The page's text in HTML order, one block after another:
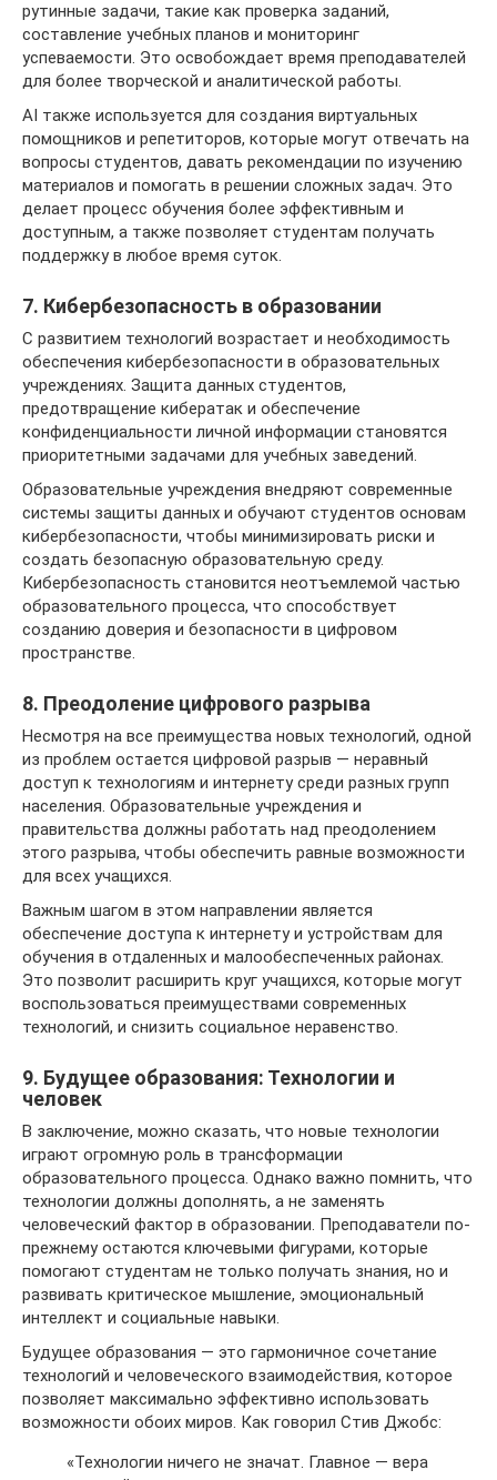
рутинные задачи, такие как проверка заданий,
составление учебных планов и мониторинг
успеваемости. Это освобождает время преподавателей
для более творческой и аналитической работы.
AI также используется для создания виртуальных
помощников и репетиторов, которые могут отвечать на
вопросы студентов, давать рекомендации по изучению
материалов и помогать в решении сложных задач. Это
делает процесс обучения более эффективным и
доступным, а также позволяет студентам получать
поддержку в любое время суток.
7. Кибербезопасность в образовании
С развитием технологий возрастает и необходимость
обеспечения кибербезопасности в образовательных
учреждениях. Защита данных студентов,
предотвращение кибератак и обеспечение
конфиденциальности личной информации становятся
приоритетными задачами для учебных заведений.
Образовательные учреждения внедряют современные
системы защиты данных и обучают студентов основам
кибербезопасности, чтобы минимизировать риски и
создать безопасную образовательную среду.
Кибербезопасность становится неотъемлемой частью
образовательного процесса, что способствует
созданию доверия и безопасности в цифровом
пространстве.
8. Преодоление цифрового разрыва
Несмотря на все преимущества новых технологий, одной
из проблем остается цифровой разрыв — неравный
доступ к технологиям и интернету среди разных групп
населения. Образовательные учреждения и
правительства должны работать над преодолением
этого разрыва, чтобы обеспечить равные возможности
для всех учащихся.
Важным шагом в этом направлении является
обеспечение доступа к интернету и устройствам для
обучения в отдаленных и малообеспеченных районах.
Это позволит расширить круг учащихся, которые могут
воспользоваться преимуществами современных
технологий, и снизить социальное неравенство.
9. Будущее образования: Технологии и
человек
В заключение, можно сказать, что новые технологии
играют огромную роль в трансформации
образовательного процесса. Однако важно помнить, что
технологии должны дополнять, а не заменять
человеческий фактор в образовании. Преподаватели по-
прежнему остаются ключевыми фигурами, которые
помогают студентам не только получать знания, но и
развивать критическое мышление, эмоциональный
интеллект и социальные навыки.
Будущее образования — это гармоничное сочетание
технологий и человеческого взаимодействия, которое
позволяет максимально эффективно использовать
возможности обоих миров. Как говорил Стив Джобс:
«Технологии ничего не значат. Главное — вера